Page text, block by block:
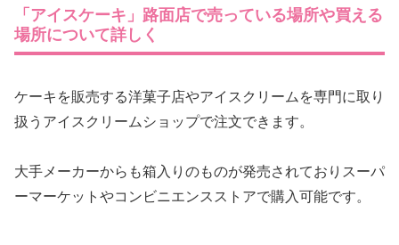
「アイスケーキ」路面店で売っている場所や買える
場所について詳しく
ケーキを販売する洋菓子店やアイスクリームを専門に取り
扱うアイスクリームショップで注文できます。
大手メーカーからも箱入りのものが発売されておりスーパ
ーマーケットやコンビニエンスストアで購入可能です。